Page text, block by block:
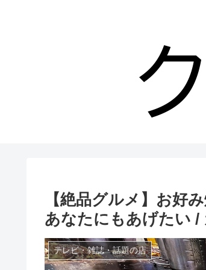
【絶品グルメ】お好
あなたにもあげたい /
テレビ・雑誌・話題の店